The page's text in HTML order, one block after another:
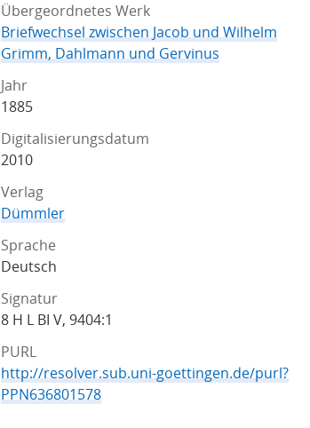
Übergeordnetes Werk
Briefwechsel zwischen Jacob und Wilhelm
Grimm, Dahlmann und Gervinus
Jahr
1885
Digitalisierungsdatum
2010
Verlag
Dümmler
Sprache
Deutsch
Signatur
8 H L BI V, 9404:1
PURL
http://resolver.sub.uni-goettingen.de/purl?
PPN636801578